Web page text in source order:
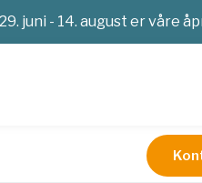
29. juni - 14. august er våre